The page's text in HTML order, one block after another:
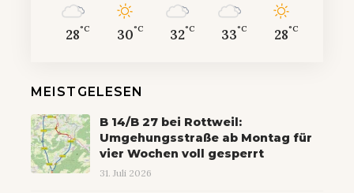
28°C 30°C 32°C 33°C 28°C
MEISTGELESEN
B 14/B 27 bei Rottweil:
Umgehungsstraße ab Montag für
vier Wochen voll gesperrt
31. Juli 2026